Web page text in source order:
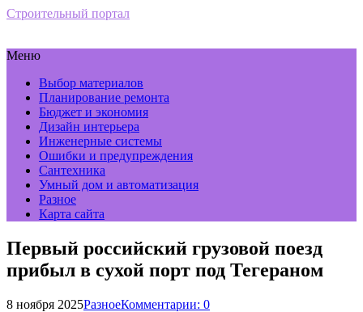
Строительный портал
Меню
Выбор материалов
Планирование ремонта
Бюджет и экономия
Дизайн интерьера
Инженерные системы
Ошибки и предупреждения
Сантехника
Умный дом и автоматизация
Разное
Карта сайта
Первый российский грузовой поезд
прибыл в сухой порт под Тегераном
8 ноября 2025РазноеКомментарии: 0